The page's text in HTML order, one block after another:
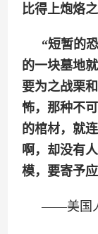
比得上炮烙
“短暂的
的一块墓地
要为之战栗
怖，那种不
的棺材，就
啊，却没有
模，要寄予
——美国